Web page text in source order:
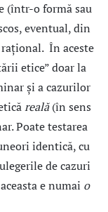
(într-o formă sau
eventual, din
În aceste
etice” doar la
şi a cazurilor
reală(în sens
Poate testarea
identică, cu
de cazuri
e numai o